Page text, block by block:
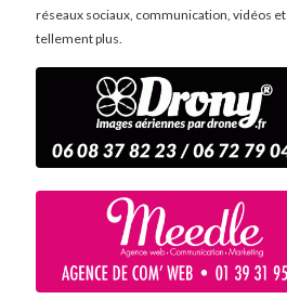
réseaux sociaux, communication, vidéos et
tellement plus.